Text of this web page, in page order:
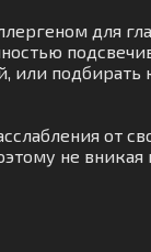
для
или подбирать
от
не вникая